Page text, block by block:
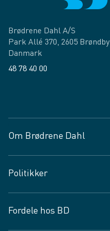
Brødrene Dahl A/S
Park Allé 370, 2605 Brøndby
Danmark
48 78 40 00
Om Brødrene Dahl
Vagttelefon 30 10 89 89
Spørgsmål og svar
Job og karriere
Politikker
Privatlivspolitik
Fordele hos BD